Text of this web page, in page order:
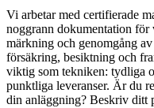
Vi arbetar med certifierade
noggrann dokumentation
märkning och genomgång
försäkring, besiktning och
viktig som tekniken: tydliga
punktliga leveranser. Är du
din anläggning? Beskriv ditt